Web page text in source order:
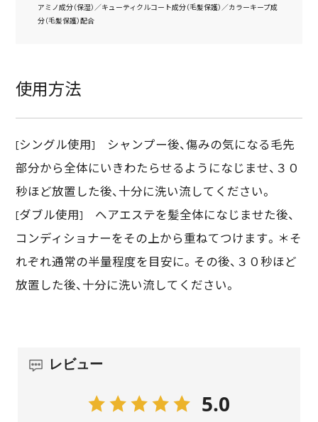
アミノ成分（保湿）／キューティクルコート成分（毛髪保護）／カラーキープ成
分（毛髪保護）配合
使用方法
[シングル使用] シャンプー後、傷みの気になる毛先
部分から全体にいきわたらせるようになじませ、３０
秒ほど放置した後、十分に洗い流してください。
[ダブル使用] ヘアエステを髪全体になじませた後、
コンディショナーをその上から重ねてつけます。＊そ
れぞれ通常の半量程度を目安に。その後、３０秒ほど
放置した後、十分に洗い流してください。
レビュー
5.0